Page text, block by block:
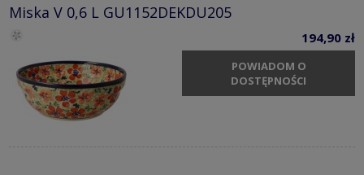
Miska V 0,6 L GU1152DEKDU205
194,90 zł
POWIADOM O
DOSTĘPNOŚCI